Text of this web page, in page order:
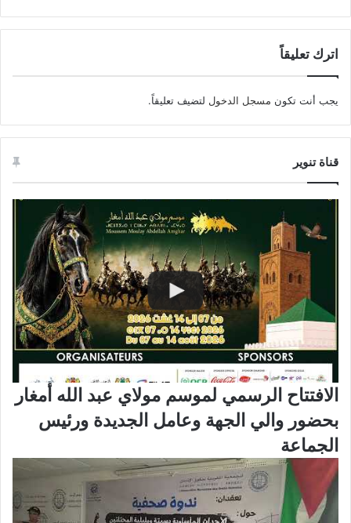
اترك تعليقاً
يجب أنت تكون مسجل الدخول لتضيف تعليقاً.
قناة تنوير
الافتتاح الرسمي لموسم مولاي عبد الله أمغار
بحضور والي الجهة وعامل الجديدة ورئيس
الجماعة